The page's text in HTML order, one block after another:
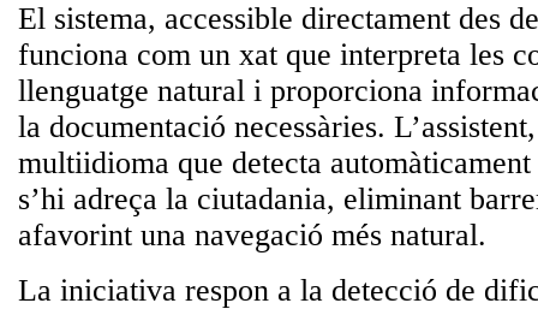
El sistema, accessible directament des
funciona com un xat que interpreta les
llenguatge natural i proporciona
la documentació necessàries.
multiidioma que detecta
s’hi adreça la ciutadania, eliminant
afavorint una navegació més natural.
La iniciativa respon a la detecció de